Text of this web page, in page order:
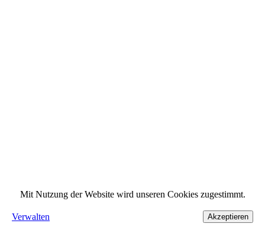
Mit Nutzung der Website wird unseren Cookies zugestimmt.
Verwalten Akzeptieren